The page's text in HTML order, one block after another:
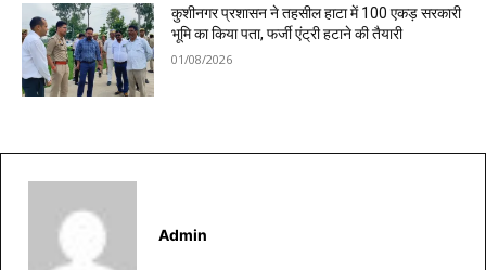
कुशीनगर प्रशासन ने तहसील हाटा में 100 एकड़ सरकारी
भूमि का किया पता, फर्जी एंट्री हटाने की तैयारी
01/08/2026
Admin